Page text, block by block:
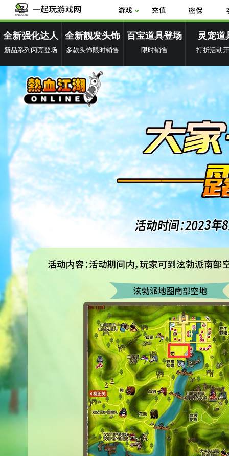
全新强化达人
新品系列闪亮登场
全新靓发头饰
多款头饰限时销售
百宝道具登场
限时销售
灵宠道
打折活动